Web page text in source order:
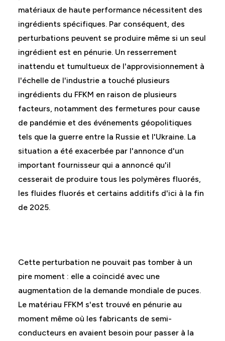
matériaux de haute performance nécessitent des
ingrédients spécifiques. Par conséquent, des
perturbations peuvent se produire même si un seul
ingrédient est en pénurie. Un resserrement
inattendu et tumultueux de l'approvisionnement à
l'échelle de l'industrie a touché plusieurs
ingrédients du FFKM en raison de plusieurs
facteurs, notamment des fermetures pour cause
de pandémie et des événements géopolitiques
tels que la guerre entre la Russie et l'Ukraine. La
situation a été exacerbée par l'annonce d'un
important fournisseur qui a annoncé qu'il
cesserait de produire tous les polymères fluorés,
les fluides fluorés et certains additifs d'ici à la fin
de 2025.
Cette perturbation ne pouvait pas tomber à un
pire moment : elle a coïncidé avec une
augmentation de la demande mondiale de puces.
Le matériau FFKM s'est trouvé en pénurie au
moment même où les fabricants de semi-
conducteurs en avaient besoin pour passer à la